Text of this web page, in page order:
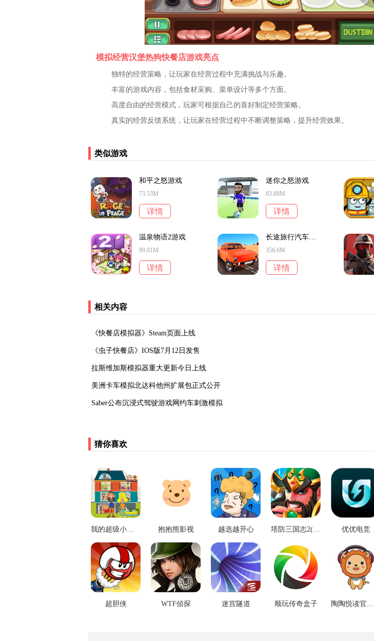
模拟经营汉堡热狗快餐店游戏亮点
独特的经营策略，让玩家在经营过程中充满挑战与乐趣。
丰富的游戏内容，包括食材采购、菜单设计等多个方面。
高度自由的经营模式，玩家可根据自己的喜好制定经营策略。
真实的经营反馈系统，让玩家在经营过程中不断调整策略，提升经营效果。
类似游戏
和平之怒游戏
73.53M
详情
迷你之怒游戏
83.88M
详情
温泉物语2游戏
99.01M
详情
长途旅行汽车旅行游戏
356.6M
详情
相关内容
《快餐店模拟器》Steam页面上线
《虫子快餐店》IOS版7月12日发售
拉斯维加斯模拟器重大更新今日上线
美洲卡车模拟北达科他州扩展包正式公开
Saber公布沉浸式驾驶游戏网约车刺激模拟
猜你喜欢
我的超级小镇公寓 抱抱熊影视 越选越开心 塔防三国志2(官网版) 优优电竞
超胆侠 WTF侦探 迷宫隧道 顺玩传奇盒子 陶陶悦读官方版